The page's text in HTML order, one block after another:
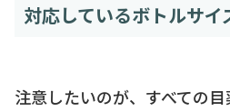
対応しているボトルサイ
注意したいのが、すべての